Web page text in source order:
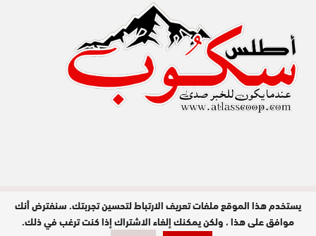
مدير النشر : عبد الله عزي / جميع الحقوق
محفوظة © 2026
يستخدم هذا الموقع ملفات تعريف الارتباط لتحسين تجربتك. سنفترض أنك
موافق على هذا ، ولكن يمكنك إلغاء الاشتراك إذا كنت ترغب في ذلك.